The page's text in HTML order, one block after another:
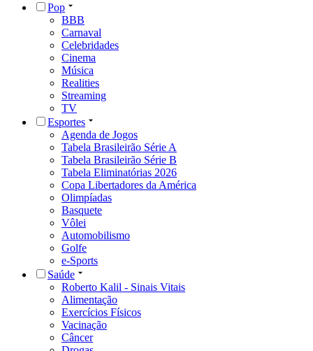
Pop
BBB
Carnaval
Celebridades
Cinema
Música
Realities
Streaming
TV
Esportes
Agenda de Jogos
Tabela Brasileirão Série A
Tabela Brasileirão Série B
Tabela Eliminatórias 2026
Copa Libertadores da América
Olimpíadas
Basquete
Vôlei
Automobilismo
Golfe
e-Sports
Saúde
Roberto Kalil - Sinais Vitais
Alimentação
Exercícios Físicos
Vacinação
Câncer